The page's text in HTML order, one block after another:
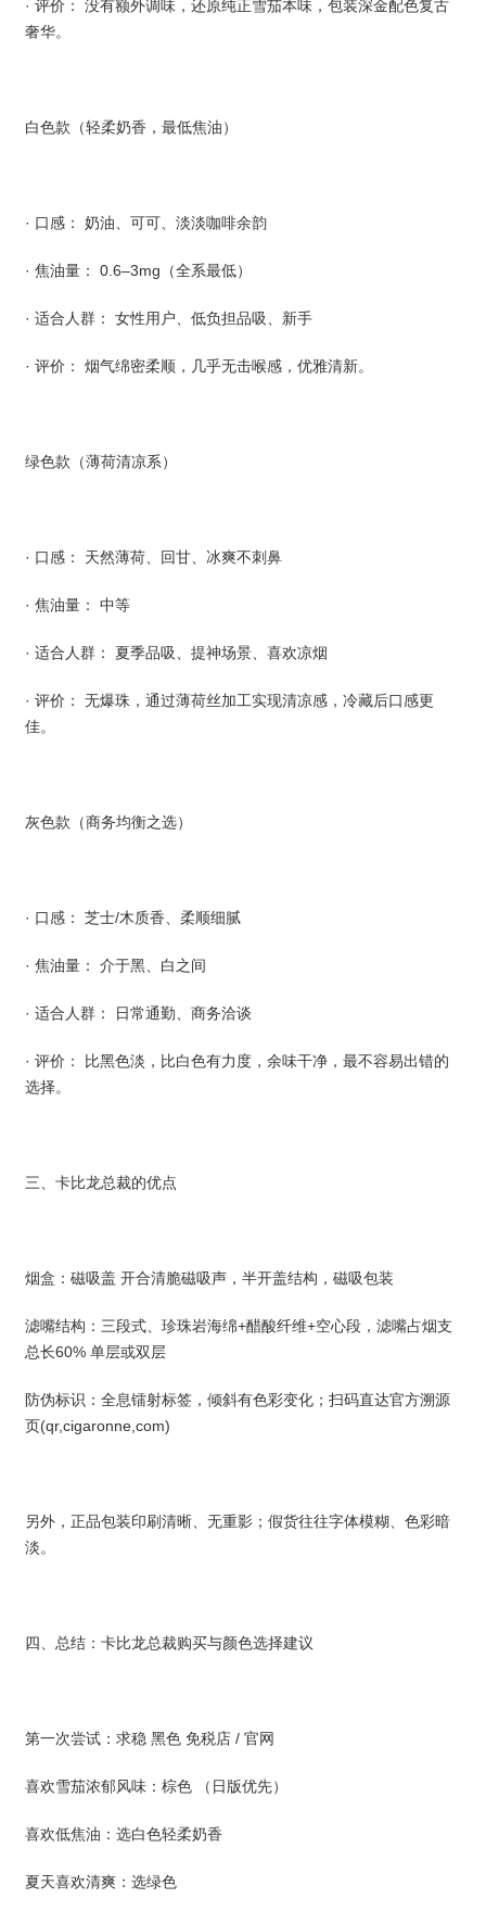
· 评价： 没有额外调味，还原纯正雪茄本味，包装深金配色复古
奢华。
白色款（轻柔奶香，最低焦油）
· 口感： 奶油、可可、淡淡咖啡余韵
· 焦油量： 0.6–3mg（全系最低）
· 适合人群： 女性用户、低负担品吸、新手
· 评价： 烟气绵密柔顺，几乎无击喉感，优雅清新。
绿色款（薄荷清凉系）
· 口感： 天然薄荷、回甘、冰爽不刺鼻
· 焦油量： 中等
· 适合人群： 夏季品吸、提神场景、喜欢凉烟
· 评价： 无爆珠，通过薄荷丝加工实现清凉感，冷藏后口感更
佳。
灰色款（商务均衡之选）
· 口感： 芝士/木质香、柔顺细腻
· 焦油量： 介于黑、白之间
· 适合人群： 日常通勤、商务洽谈
· 评价： 比黑色淡，比白色有力度，余味干净，最不容易出错的
选择。
三、卡比龙总裁的优点
烟盒：磁吸盖 开合清脆磁吸声，半开盖结构，磁吸包装
滤嘴结构：三段式、珍珠岩海绵+醋酸纤维+空心段，滤嘴占烟支
总长60% 单层或双层
防伪标识：全息镭射标签，倾斜有色彩变化；扫码直达官方溯源
页(qr,cigaronne,com)
另外，正品包装印刷清晰、无重影；假货往往字体模糊、色彩暗
淡。
四、总结：卡比龙总裁购买与颜色选择建议
第一次尝试：求稳 黑色 免税店 / 官网
喜欢雪茄浓郁风味：棕色 （日版优先）
喜欢低焦油：选白色轻柔奶香
夏天喜欢清爽：选绿色